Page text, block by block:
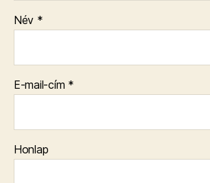
Név *
E-mail-cím *
Honlap